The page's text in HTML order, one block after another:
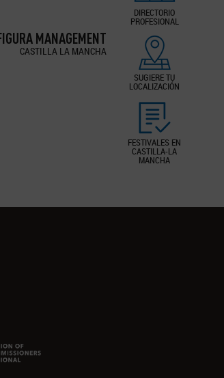
DIRECTORIO
PROFESIONAL
SUGIERE TU
LOCALIZACIÓN
FESTIVALES EN
CASTILLA-LA
MANCHA
MANAGEMENT
CASTILLA LA MANCHA